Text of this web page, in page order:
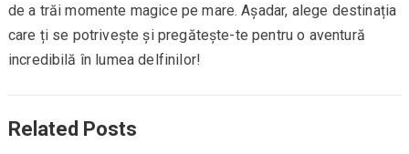
de a trăi momente magice pe mare. Așadar, alege destinația
care ți se potrivește și pregătește-te pentru o aventură
incredibilă în lumea delfinilor!
Related Posts